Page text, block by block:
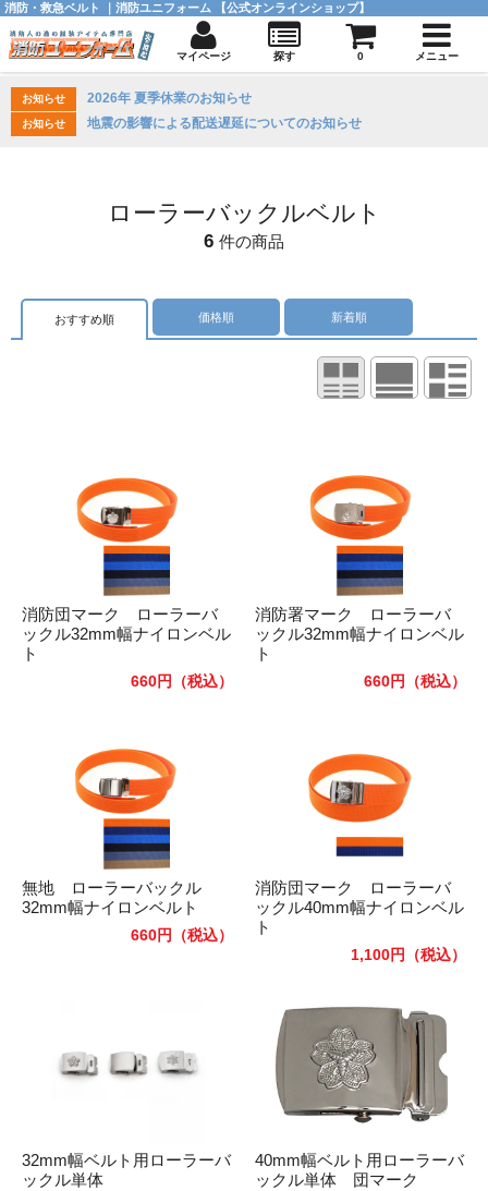
お知らせ 2026年 夏季休業のお知らせ
お知らせ 地震の影響による配送遅延についてのお知らせ
ローラーバックルベルト
6 件の商品
おすすめ順 価格順 新着順
消防団マーク ローラーバ
ックル32mm幅ナイロンベル
ト
660円 （税込）
消防署マーク ローラーバ
ックル32mm幅ナイロンベル
ト
660円 （税込）
無地 ローラーバックル
32mm幅ナイロンベルト
660円 （税込）
消防団マーク ローラーバ
ックル40mm幅ナイロンベル
ト
1,100円 （税込）
32mm幅ベルト用ローラーバ
ックル単体
40mm幅ベルト用ローラーバ
ックル単体 団マーク
消防・救急ベルト ｜消防ユニフォーム 【公式オンラインショップ】
マイページ 探す 0 メニュー